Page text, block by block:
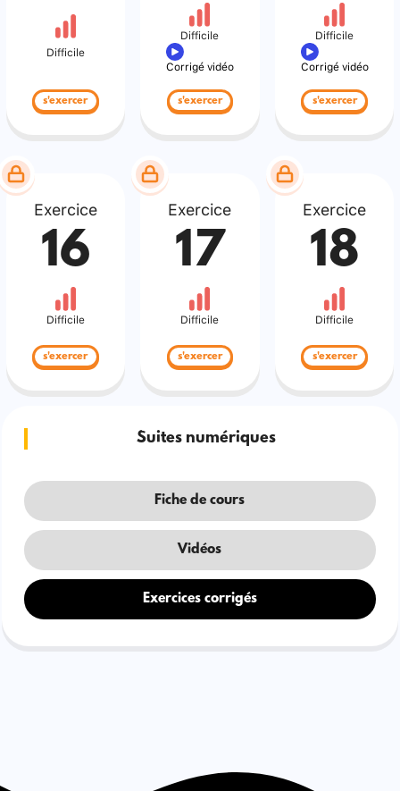
Difficile
s'exercer
Difficile
Corrigé vidéo
s'exercer
Difficile
Corrigé vidéo
s'exercer
Exercice
16
Difficile
s'exercer
Exercice
17
Difficile
s'exercer
Exercice
18
Difficile
s'exercer
Suites numériques
Fiche de cours
Vidéos
Exercices corrigés